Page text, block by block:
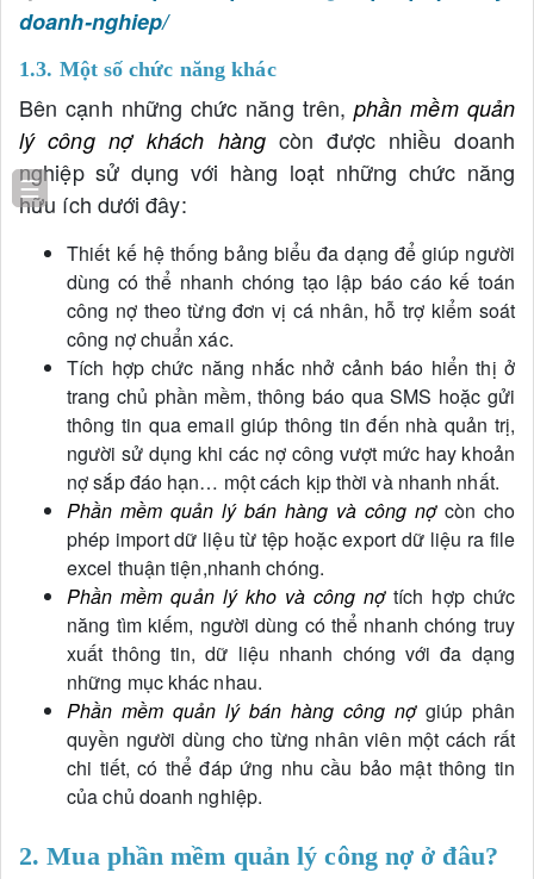
☰
doanh-nghiep/
1.3. Một số chức năng khác
Bên cạnh những chức năng trên,phần mềm quản
lý công nợ khách hàngcòn được nhiều doanh
nghiệp sử dụng với hàng loạt những chức năng
hữu ích dưới đây:
Thiết kế hệ thống bảng biểu đa dạng để giúp người
dùng có thể nhanh chóng tạo lập báo cáo kế toán
công nợ theo từng đơn vị cá nhân, hỗ trợ kiểm soát
công nợ chuẩn xác.
Tích hợp chức năng nhắc nhở cảnh báo hiển thị ở
trang chủ phần mềm, thông báo qua SMS hoặc gửi
thông tin qua email giúp thông tin đến nhà quản trị,
người sử dụng khi các nợ công vượt mức hay khoản
nợ sắp đáo hạn… một cách kịp thời và nhanh nhất.
Phần mềm quản lý bán hàng và công nợcòn cho
phép import dữ liệu từ tệp hoặc export dữ liệu ra file
excel thuận tiện,nhanh chóng.
Phần mềm quản lý kho và công nợtích hợp chức
năng tìm kiếm, người dùng có thể nhanh chóng truy
xuất thông tin, dữ liệu nhanh chóng với đa dạng
những mục khác nhau.
Phần mềm quản lý bán hàng công nợ giúp phân
quyền người dùng cho từng nhân viên một cách rất
chi tiết, có thể đáp ứng nhu cầu bảo mật thông tin
của chủ doanh nghiệp.
2. Mua phần mềm quản lý công nợ ở đâu?